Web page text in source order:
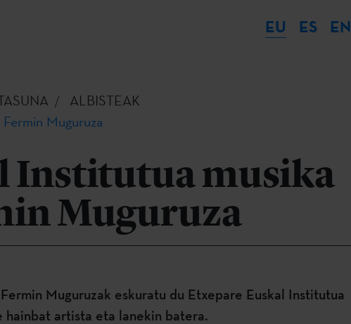
EU ES EN
ALBISTEAK
Muguruza
Institutua musika
Muguruza
Muguruzak eskuratu du Etxepare Euskal Institutua
hainbat artista eta lanekin batera.